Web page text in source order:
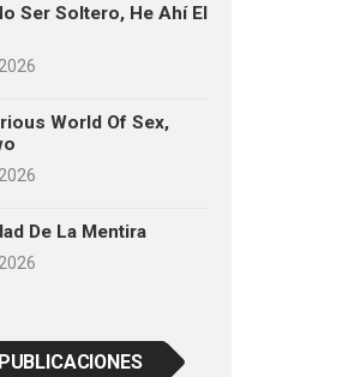
Ser Soltero, He Ahí El
World Of Sex,
De La Mentira